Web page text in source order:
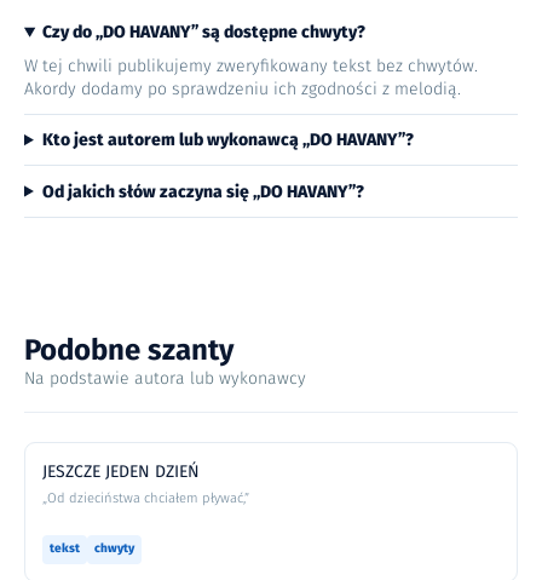
Czy do „DO HAVANY” są dostępne chwyty?
W tej chwili publikujemy zweryfikowany tekst bez chwytów.
Akordy dodamy po sprawdzeniu ich zgodności z melodią.
Kto jest autorem lub wykonawcą „DO HAVANY”?
Od jakich słów zaczyna się „DO HAVANY”?
Podobne szanty
Na podstawie autora lub wykonawcy
JESZCZE JEDEN DZIEŃ
„Od dzieciństwa chciałem pływać,”
tekst chwyty